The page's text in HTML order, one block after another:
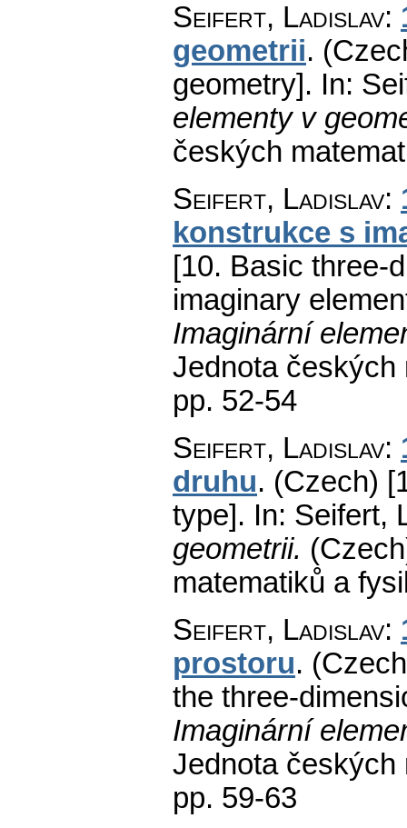
Seifert, Ladislav:
geometrii.
geometry]. In:
elementy v
českých
Seifert, Ladislav:
konstrukce s
[10. Basic three-
imaginary
Imaginární
Jednota českých
pp. 52-54
Seifert, Ladislav:
druhu. (Czech)
type]. In: Seifert,
geometrii.
matematiků a
Seifert, Ladislav:
prostoru.
the three-
Imaginární
Jednota českých
pp. 59-63